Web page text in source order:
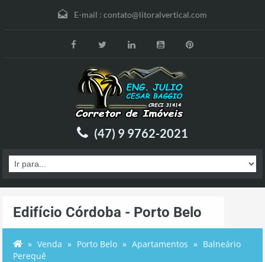
E-mail : contato@litoralvertical.com
(47) 9 9762-2021
Edifício Córdoba - Porto Belo
Venda Porto Belo Apartamentos
Balneário
Perequê